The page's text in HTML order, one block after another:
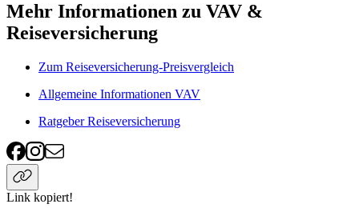
Mehr Informationen zu VAV &
Reiseversicherung
Zum Reiseversicherung-Preisvergleich
Allgemeine Informationen VAV
Ratgeber Reiseversicherung
Link kopiert!